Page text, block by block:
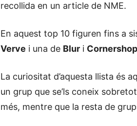
recollida en un article de NME.
En aquest top 10 figuren fins a
Verve i una de Blur i Cornershop
La curiositat d’aquesta llista és
un grup que se’ls coneix
més, mentre que la resta de